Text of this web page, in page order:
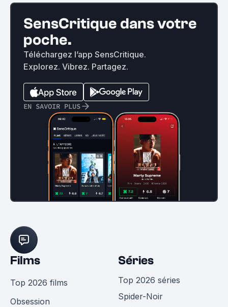
SensCritique dans votre
poche.
Téléchargez l’app SensCritique.
Explorez. Vibrez. Partagez.
EN SAVOIR PLUS
Films
Top 2026 films
Obsession
Séries
Top 2026 séries
Spider-Noir